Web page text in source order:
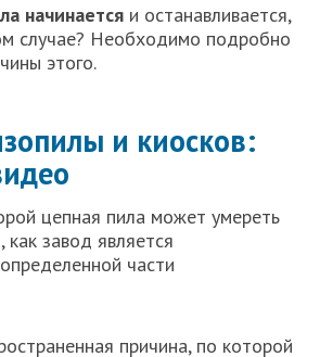
начинается и останавливается,
случае? Необходимо подробно
этого.
и киосков:
цепная пила может умереть
как завод является
части
причина, по которой